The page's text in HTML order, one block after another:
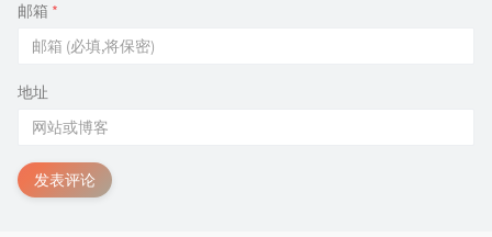
邮箱 *
地址
发表评论